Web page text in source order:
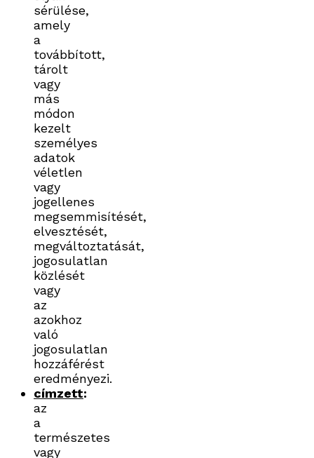
sérülése,
amely
a
továbbított,
tárolt
vagy
más
módon
kezelt
személyes
adatok
véletlen
vagy
jogellenes
megsemmisítését,
elvesztését,
megváltoztatását,
jogosulatlan
közlését
vagy
az
azokhoz
való
jogosulatlan
hozzáférést
eredményezi.
címzett:
az
a
természetes
vagy